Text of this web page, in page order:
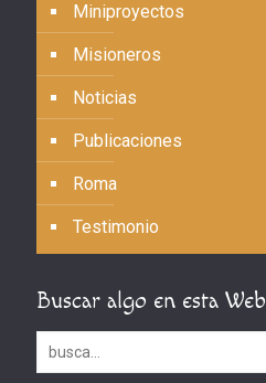
Miniproyectos
Misioneros
Noticias
Publicaciones
Roma
Testimonio
Buscar algo en esta